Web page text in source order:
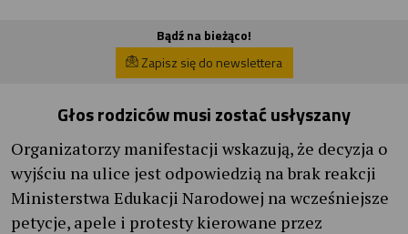
Bądź na bieżąco!
Zapisz się do newslettera
Głos rodziców musi zostać usłyszany
Organizatorzy manifestacji wskazują, że decyzja o
wyjściu na ulice jest odpowiedzią na brak reakcji
Ministerstwa Edukacji Narodowej na wcześniejsze
petycje, apele i protesty kierowane przez